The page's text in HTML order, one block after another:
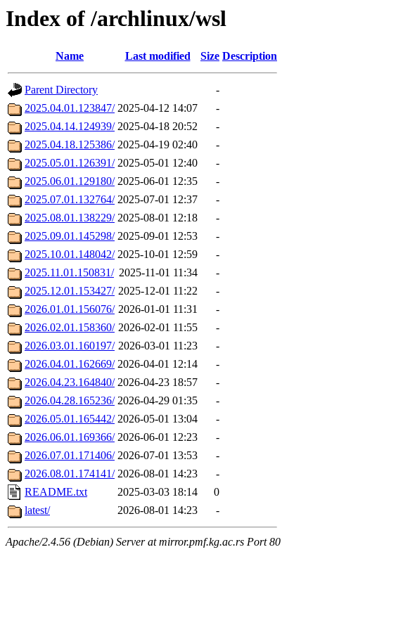
Index of /archlinux/wsl
Name Last modified Size Description
Parent Directory
-
2025.04.01.123847/ 2025-04-12 14:07
-
2025.04.14.124939/ 2025-04-18 20:52
-
2025.04.18.125386/ 2025-04-19 02:40
-
2025.05.01.126391/ 2025-05-01 12:40
-
2025.06.01.129180/ 2025-06-01 12:35
-
2025.07.01.132764/ 2025-07-01 12:37
-
2025.08.01.138229/ 2025-08-01 12:18
-
2025.09.01.145298/ 2025-09-01 12:53
-
2025.10.01.148042/ 2025-10-01 12:59
-
2025.11.01.150831/ 2025-11-01 11:34
-
2025.12.01.153427/ 2025-12-01 11:22
-
2026.01.01.156076/ 2026-01-01 11:31
-
2026.02.01.158360/ 2026-02-01 11:55
-
2026.03.01.160197/ 2026-03-01 11:23
-
2026.04.01.162669/ 2026-04-01 12:14
-
2026.04.23.164840/ 2026-04-23 18:57
-
2026.04.28.165236/ 2026-04-29 01:35
-
2026.05.01.165442/ 2026-05-01 13:04
-
2026.06.01.169366/ 2026-06-01 12:23
-
2026.07.01.171406/ 2026-07-01 13:53
-
2026.08.01.174141/ 2026-08-01 14:23
-
README.txt
2025-03-03 18:14
0
latest/
2026-08-01 14:23 -
Apache/2.4.56 (Debian) Server at mirror.pmf.kg.ac.rs Port 80